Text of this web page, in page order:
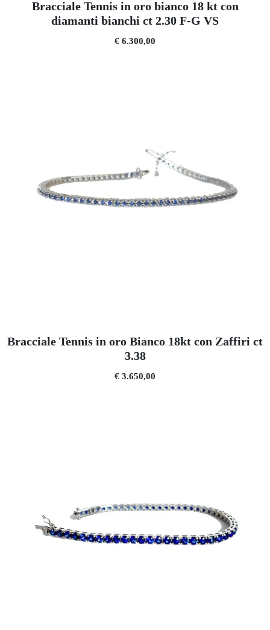
Bracciale Tennis in oro bianco 18 kt con
diamanti bianchi ct 2.30 F-G VS
€ 6.300,00
Bracciale Tennis in oro Bianco 18kt con Zaffiri ct
3.38
€ 3.650,00